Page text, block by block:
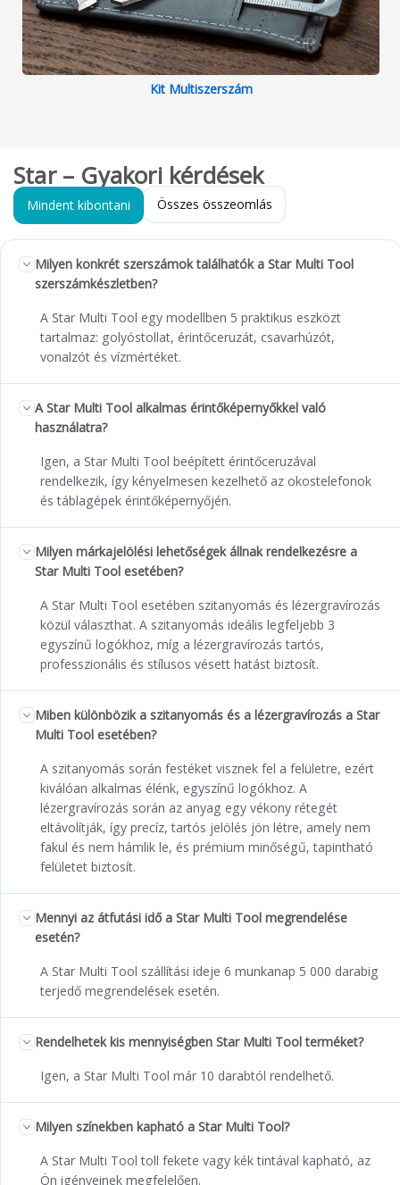
Kit Multiszerszám
Star – Gyakori kérdések
Mindent kibontani Összes összeomlás
Milyen konkrét szerszámok találhatók a Star Multi Tool
szerszámkészletben?
A Star Multi Tool egy modellben 5 praktikus eszközt
tartalmaz: golyóstollat, érintőceruzát, csavarhúzót,
vonalzót és vízmértéket.
A Star Multi Tool alkalmas érintőképernyőkkel való
használatra?
Igen, a Star Multi Tool beépített érintőceruzával
rendelkezik, így kényelmesen kezelhető az okostelefonok
és táblagépek érintőképernyőjén.
Milyen márkajelölési lehetőségek állnak rendelkezésre a
Star Multi Tool esetében?
A Star Multi Tool esetében szitanyomás és lézergravírozás
közül választhat. A szitanyomás ideális legfeljebb 3
egyszínű logókhoz, míg a lézergravírozás tartós,
professzionális és stílusos vésett hatást biztosít.
Miben különbözik a szitanyomás és a lézergravírozás a Star
Multi Tool esetében?
A szitanyomás során festéket visznek fel a felületre, ezért
kiválóan alkalmas élénk, egyszínű logókhoz. A
lézergravírozás során az anyag egy vékony rétegét
eltávolítják, így precíz, tartós jelölés jön létre, amely nem
fakul és nem hámlik le, és prémium minőségű, tapintható
felületet biztosít.
Mennyi az átfutási idő a Star Multi Tool megrendelése
esetén?
A Star Multi Tool szállítási ideje 6 munkanap 5 000 darabig
terjedő megrendelések esetén.
Rendelhetek kis mennyiségben Star Multi Tool terméket?
Igen, a Star Multi Tool már 10 darabtól rendelhető.
Milyen színekben kapható a Star Multi Tool?
A Star Multi Tool toll fekete vagy kék tintával kapható, az
Ön igényeinek megfelelően.